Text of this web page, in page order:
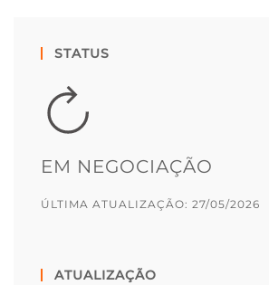
STATUS
EM NEGOCIAÇÃO
ÚLTIMA ATUALIZAÇÃO: 27/05/2026
ATUALIZAÇÃO